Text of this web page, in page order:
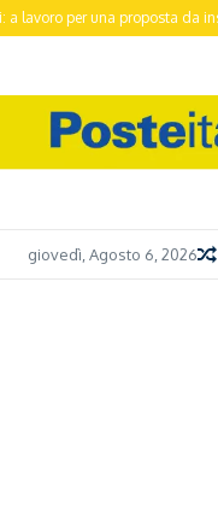
una proposta da inserire...
giovedì, Agosto 6, 2026